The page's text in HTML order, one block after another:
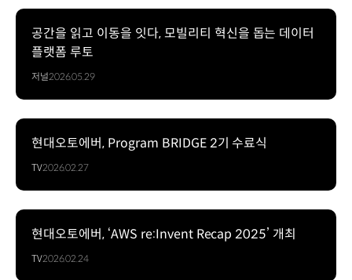
공간을 읽고 이동을 잇다, 모빌리티 혁신을 돕는 데이터
플랫폼 루토
저널2026.05.29
현대오토에버, Program BRIDGE 2기 수료식
TV2026.02.27
현대오토에버, ‘AWS re:Invent Recap 2025’ 개최
TV2026.02.24